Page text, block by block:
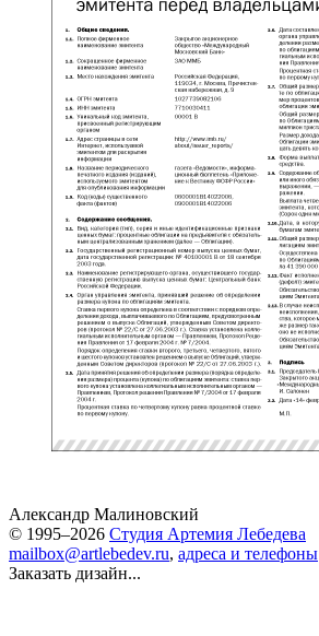
Александр Малиновский
© 1995–2026 Студия Артемия Лебедева
mailbox@artlebedev.ru, адреса и телефоны
Заказать дизайн...